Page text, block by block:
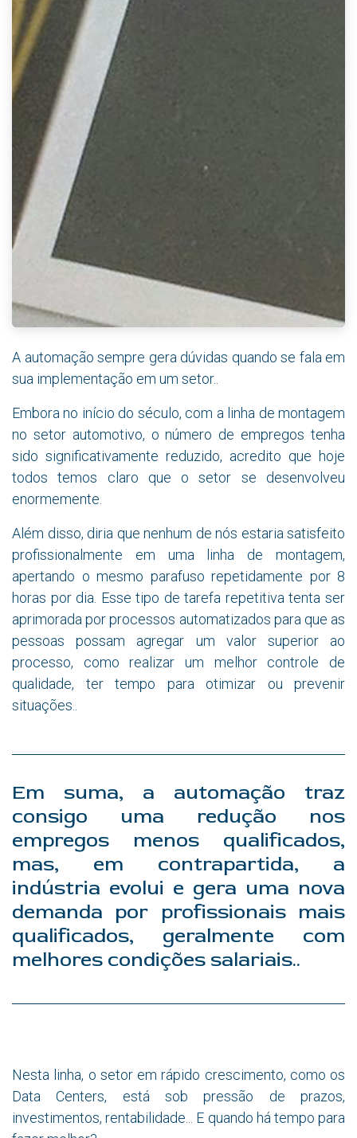
A automação sempre gera dúvidas quando se fala em
sua implementação em um setor..
Embora no início do século, com a linha de montagem
no setor automotivo, o número de empregos tenha
sido significativamente reduzido, acredito que hoje
todos temos claro que o setor se desenvolveu
enormemente.
Além disso, diria que nenhum de nós estaria satisfeito
profissionalmente em uma linha de montagem,
apertando o mesmo parafuso repetidamente por 8
horas por dia. Esse tipo de tarefa repetitiva tenta ser
aprimorada por processos automatizados para que as
pessoas possam agregar um valor superior ao
processo, como realizar um melhor controle de
qualidade, ter tempo para otimizar ou prevenir
situações..
Em suma, a automação traz
consigo uma redução nos
empregos menos qualificados,
mas, em contrapartida, a
indústria evolui e gera uma nova
demanda por profissionais mais
qualificados, geralmente com
melhores condições salariais..
Nesta linha, o setor em rápido crescimento, como os
Data Centers, está sob pressão de prazos,
investimentos, rentabilidade... E quando há tempo para